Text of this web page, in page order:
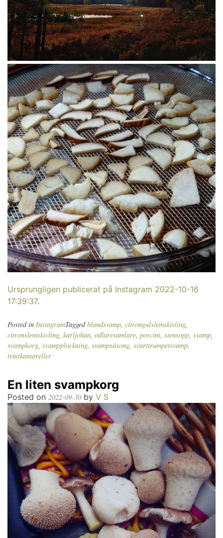
Ursprungligen publicerat på Instagram 2022-10-16
17:39:37.
Posted in InstagramTaggedblandsvamp, citrongulslemskivling,
citronslemskivling, karljohan, odlaresamlare, porcini, stensopp, svamp,
svampkorg, svampplockning, svampsäsong, svarttrumpetsvamp,
trattkantareller
En liten svampkorg
Posted on 2022-09-30 by V S